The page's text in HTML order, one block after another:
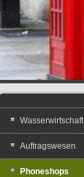
Wasserwirtschaft
Auftragswesen
Phoneshops